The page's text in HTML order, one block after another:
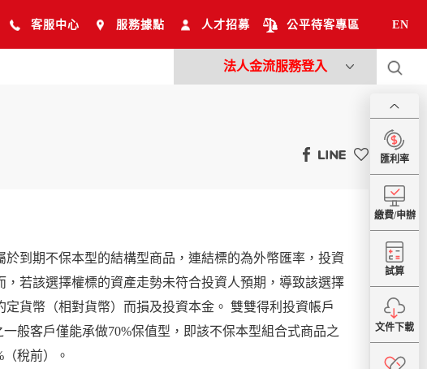
法人金流服務登入
匯利率
繳費/申辦
試算
文件下載
客服中心 服務據點 人才招募 公平待客專區 EN
到期不保本型的結構型商品，連結標的為外幣匯率，投資
若該選擇權標的資產走勢未符合投資人預期，導致該選擇
貨幣（相對貨幣）而損及投資本金。 雙雙得利投資帳戶
般客戶僅能承做70%保值型，即該不保本型組合式商品之
稅前）。